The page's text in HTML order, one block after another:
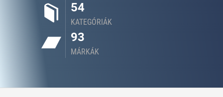
54
KATEGÓRIÁK
93
MÁRKÁK